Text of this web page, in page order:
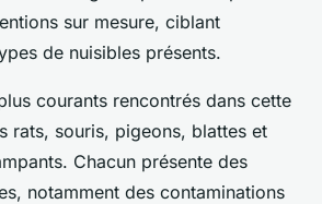
sur mesure, ciblant
de nuisibles présents.
courants rencontrés dans cette
rats, souris, pigeons, blattes et
Chacun présente des
notamment des contaminations